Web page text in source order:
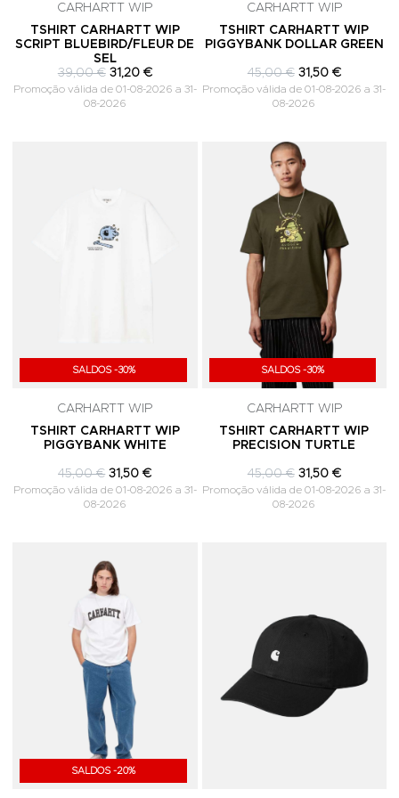
CARHARTT WIP
TSHIRT CARHARTT WIP
SCRIPT BLUEBIRD/FLEUR DE
SEL
39,00 € 31,20 €
Promoção válida de 01-08-2026 a 31-
08-2026
CARHARTT WIP
TSHIRT CARHARTT WIP
PIGGYBANK DOLLAR GREEN
45,00 € 31,50 €
Promoção válida de 01-08-2026 a 31-
08-2026
SALDOS -30%
Adicionar aos Favoritos
CARHARTT WIP
TSHIRT CARHARTT WIP
PIGGYBANK WHITE
45,00 € 31,50 €
Promoção válida de 01-08-2026 a 31-
08-2026
SALDOS -30%
CARHARTT WIP
TSHIRT CARHARTT WIP
PRECISION TURTLE
45,00 € 31,50 €
Promoção válida de 01-08-2026 a 31-
08-2026
SALDOS -20%